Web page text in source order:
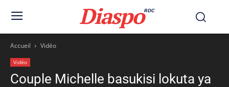
DiaspoRDC
Accueil Vidéo
Vidéo
Couple Michelle basukisi lokuta ya